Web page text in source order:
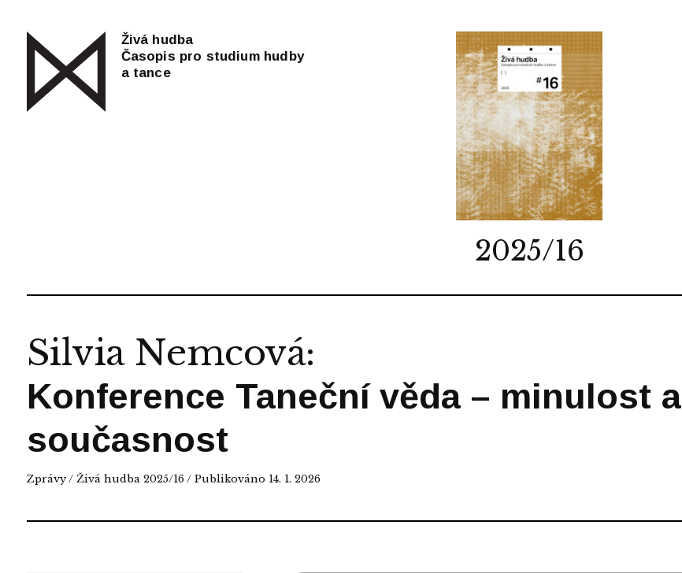
Živá hudba
Časopis pro studium hudby
a tance
2025/16
Silvia Nemcová:
Konference Taneční věda – minulost a
současnost
Zprávy/ Živá hudba 2025/16/ Publikováno 14. 1. 2026